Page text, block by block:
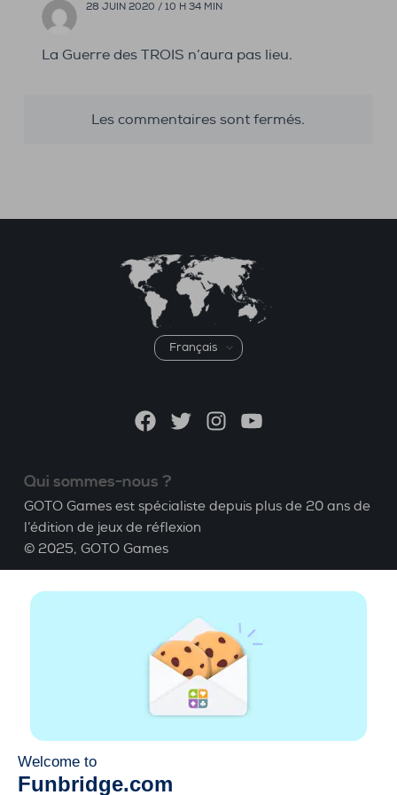
28 JUIN 2020 / 10 H 34 MIN
La Guerre des TROIS n’aura pas lieu.
Les commentaires sont fermés.
Choisir
une
FacebookTwitterInstagramYouTube
Qui sommes-nous ?
GOTO Games est spécialiste depuis plus de 20 ans de
l’édition de jeux de réflexion
© 2025, GOTO Games
A propos
Apprendre le Bridge
CGU|Mentions légales
Disponible partout
Jouez partout, tout le temps, sur smartphone,